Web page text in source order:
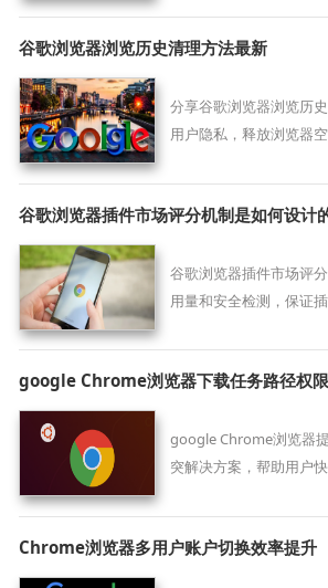
谷歌浏览器浏览历史清理方法最新
分享谷歌浏览器浏览历
用户隐私，释放浏览器空
谷歌浏览器插件市场评分机制是如何设计
谷歌浏览器插件市场评
用量和安全检测，保证
google Chrome浏览器下载任务路径权
google Chrome浏览器
突解决方案，帮助用户
Chrome浏览器多用户账户切换效率提升